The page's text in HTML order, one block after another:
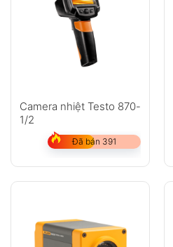
Camera nhiệt Testo 870-
1/2
Đã bán 391